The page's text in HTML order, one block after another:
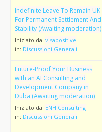
Indefinite Leave To Remain UK
For Permanent Settlement And
Stability (Awaiting moderation)
Iniziato da: visapositive
in: Discussioni Generali
Future-Proof Your Business
with an AI Consulting and
Development Company in
Duba (Awaiting moderation)
Iniziato da: ENH Consulting
in: Discussioni Generali